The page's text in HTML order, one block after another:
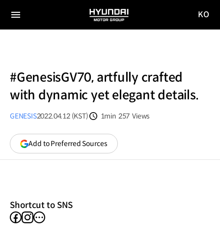
전체
HYUNDAI
MOTOR
KO
#GenesisGV70, artfully crafted
with dynamic yet elegant details.
GENESIS2022.04.12 (KST)
1min 257 Views
Add to Preferred Sources(opens
in
Shortcut to SNS
facebook
instagram
other
SNS